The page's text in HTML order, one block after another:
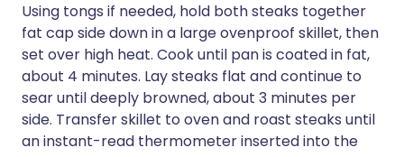
Using tongs if needed, hold both steaks together
fat cap side down in a large ovenproof skillet, then
set over high heat. Cook until pan is coated in fat,
about 4 minutes. Lay steaks flat and continue to
sear until deeply browned, about 3 minutes per
side. Transfer skillet to oven and roast steaks until
an instant-read thermometer inserted into the